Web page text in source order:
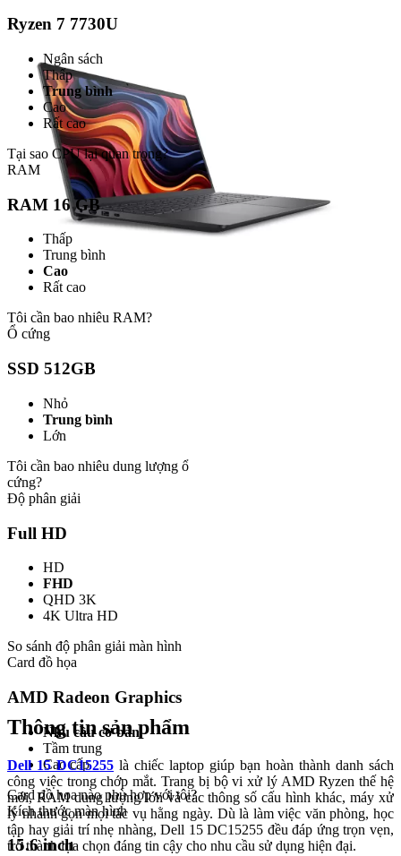
Ryzen 7 7730U
Ngân sách
Thấp
Trung bình
Cao
Rất cao
Tại sao CPU lại quan trọng?
RAM
RAM 16 GB
Thấp
Trung bình
Cao
Rất cao
Tôi cần bao nhiêu RAM?
Ổ cứng
SSD 512GB
Nhỏ
Trung bình
Lớn
Tôi cần bao nhiêu dung lượng ổ
cứng?
Độ phân giải
Full HD
HD
FHD
QHD 3K
4K Ultra HD
So sánh độ phân giải màn hình
Card đồ họa
AMD Radeon Graphics
Nhu cầu cơ bản
Tầm trung
Cao cấp
Card đồ họa nào phù hợp với tôi?
Kích thước màn hình
15.6 inch
Thông tin sản phẩm
Dell 15 DC15255 là chiếc laptop giúp bạn hoàn thành danh sách
công việc trong chớp mắt. Trang bị bộ vi xử lý AMD Ryzen thế hệ
mới, RAM dung lượng lớn và các thông số cấu hình khác, máy xử
lý nhanh gọn mọi tác vụ hằng ngày. Dù là làm việc văn phòng, học
tập hay giải trí nhẹ nhàng, Dell 15 DC15255 đều đáp ứng trọn vẹn,
trở thành lựa chọn đáng tin cậy cho nhu cầu sử dụng hiện đại.